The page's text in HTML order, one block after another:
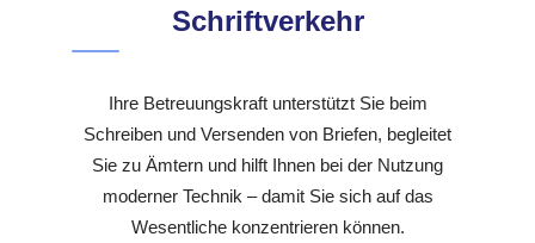
Schriftverkehr
Ihre Betreuungskraft unterstützt Sie beim
Schreiben und Versenden von Briefen, begleitet
Sie zu Ämtern und hilft Ihnen bei der Nutzung
moderner Technik – damit Sie sich auf das
Wesentliche konzentrieren können.